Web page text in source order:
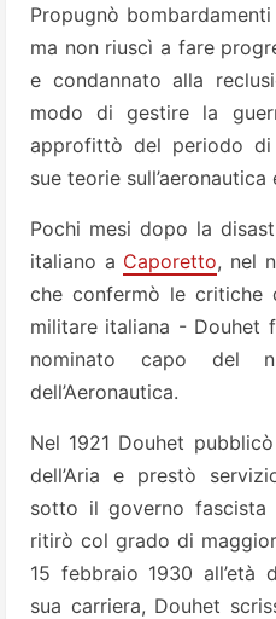
Propugnò
ma non riuscì a fare
e condannato alla
modo di gestire la
approfittò del periodo
sue teorie
Pochi mesi dopo la
italiano a Caporetto, nel
che confermò le critiche
militare italiana - Douhet
nominato capo del
dell’Aeronautica.
Nel 1921 Douhet
dell’Aria e prestò
sotto il governo fascista
ritirò col grado di
15 febbraio 1930 all’età
sua carriera, Douhet